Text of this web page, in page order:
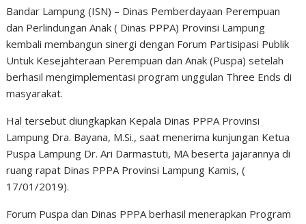
Bandar Lampung (ISN) – Dinas Pemberdayaan Perempuan
dan Perlindungan Anak ( Dinas PPPA) Provinsi Lampung
kembali membangun sinergi dengan Forum Partisipasi Publik
Untuk Kesejahteraan Perempuan dan Anak (Puspa) setelah
berhasil mengimplementasi program unggulan Three Ends di
masyarakat.
Hal tersebut diungkapkan Kepala Dinas PPPA Provinsi
Lampung Dra. Bayana, M.Si., saat menerima kunjungan Ketua
Puspa Lampung Dr. Ari Darmastuti, MA beserta jajarannya di
ruang rapat Dinas PPPA Provinsi Lampung Kamis, (
17/01/2019).
Forum Puspa dan Dinas PPPA berhasil menerapkan Program